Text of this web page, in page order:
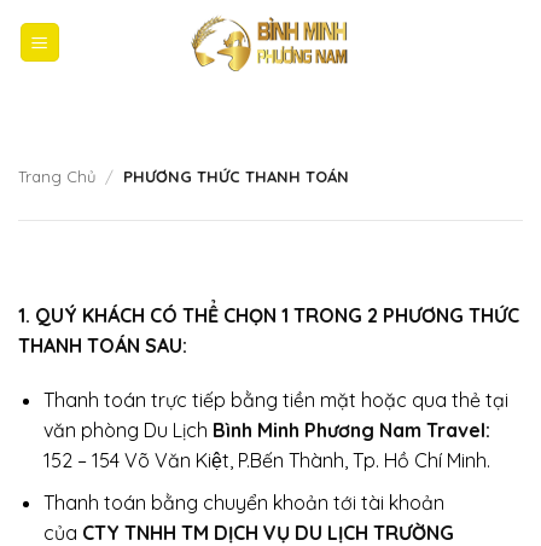
qua
Trang Chủ / PHƯƠNG THỨC THANH TOÁN
1. QUÝ KHÁCH CÓ THỂ CHỌN 1 TRONG 2 PHƯƠNG THỨC
THANH TOÁN SAU:
Thanh toán trực tiếp bằng tiền mặt hoặc qua thẻ tại
văn phòng Du Lịch Bình Minh Phương Nam Travel:
152 – 154 Võ Văn Kiệt, P.Bến Thành, Tp. Hồ Chí Minh.
Thanh toán bằng chuyển khoản tới tài khoản
của CTY TNHH TM DỊCH VỤ DU LỊCH TRƯỜNG